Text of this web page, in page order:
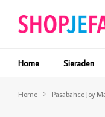
Home Sieraden
Home Pasabahce Joy